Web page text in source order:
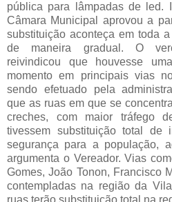
pública para lâmpadas de led.
Câmara Municipal aprovou a
substituição aconteça em toda
de maneira gradual. O
reivindicou que houvesse
momento em principais vias
sendo efetuado pela
que as ruas em que se
creches, com maior tráfego
tivessem substituição total de
segurança para a população,
argumenta o Vereador. Vias
Gomes, João Tonon, Francisco
contempladas na região da